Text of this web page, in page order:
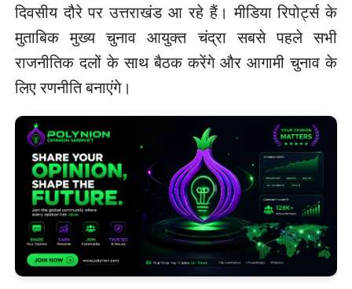
दिवसीय दौरे पर उत्तराखंड आ रहे हैं। मीडिया रिपोर्ट्स के
मुताबिक मुख्य चुनाव आयुक्त चंद्रा सबसे पहले सभी
राजनीतिक दलों के साथ बैठक करेंगे और आगामी चुनाव के
लिए रणनीति बनाएंगे।